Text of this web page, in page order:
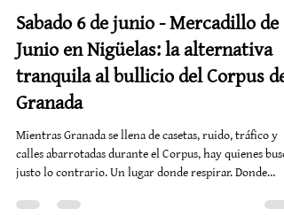
Christoph Van Daele
2 min de lectura
Sabado 6 de junio - Mercadillo de
Junio en Nigüelas: la alternativa
tranquila al bullicio del Corpus de
Granada
Mientras Granada se llena de casetas, ruido, tráfico y
calles abarrotadas durante el Corpus, hay quienes